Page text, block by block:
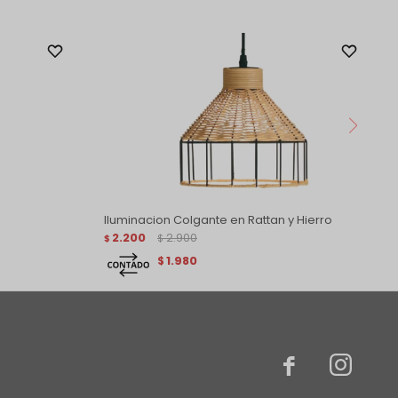
Iluminacion Colgante en Rattan y Hierro
$ 2.200 $ 2.900
$1.980
 